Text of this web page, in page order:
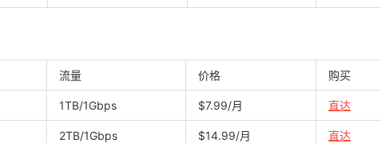
流量 价格 购买
1TB/1Gbps $7.99/月 直达
2TB/1Gbps $14.99/月 直达